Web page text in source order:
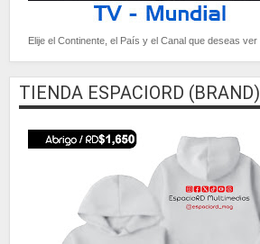
Elije el Continente, el País y el Canal que deseas ver
TIENDA ESPACIORD (BRAND)